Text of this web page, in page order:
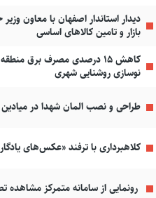
دیدار استاندار اصفهان با معاون
بازار و تامین کالاهای اساسی
نوسازی روشنایی شهری
طراحی و نصب المان شهدا در
کلاهبرداری با ترفند «عکس‌های
رونمایی از سامانه متمرکز مشاهده